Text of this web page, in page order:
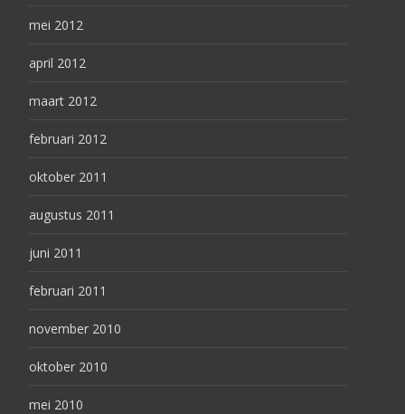
mei 2012
april 2012
maart 2012
februari 2012
oktober 2011
augustus 2011
juni 2011
februari 2011
november 2010
oktober 2010
mei 2010